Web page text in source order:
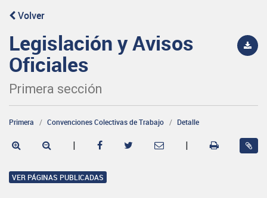
Volver
Legislación y Avisos
Oficiales
Primera sección
Primera Convenciones Colectivas de Trabajo Detalle
| |
VER PÁGINAS PUBLICADAS